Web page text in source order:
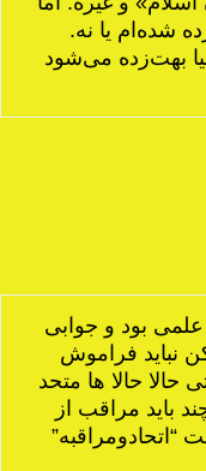
شده‌ام یا نه.
بهت‌زده می‌شود
علمی بود و جوابی
نباید فراموش
حالا حالا ها متحد
باید مراقب از